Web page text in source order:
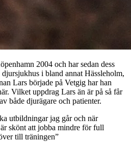
2004 och har sedan dess
i bland annat Hässleholm,
Lars började på Vetgig har han
Vilket uppdrag Lars än är på så får
både djurägare och patienter.
utbildningar jag går och när
skönt att jobba mindre för full
till träningen”